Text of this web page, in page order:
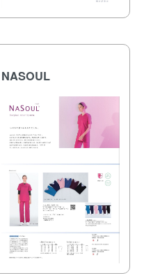
NASOUL